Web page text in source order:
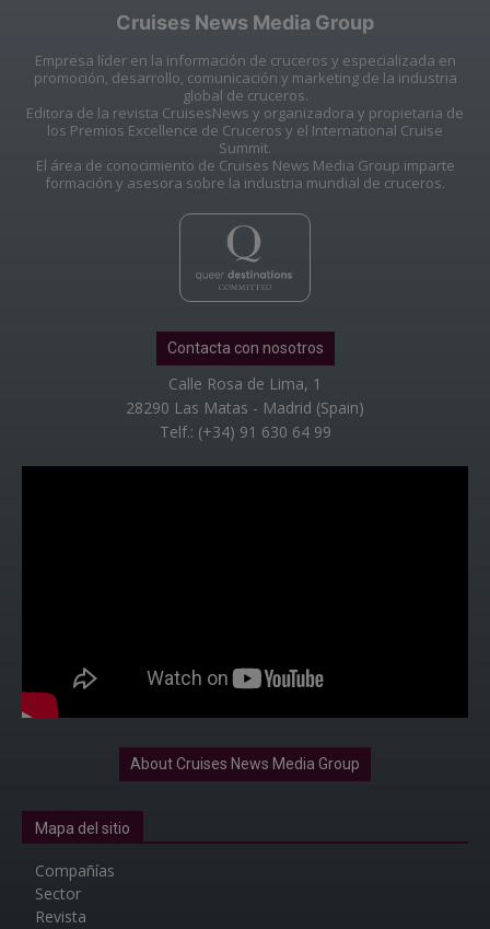
Cruises News Media Group
Empresa líder en la información de cruceros y especializada en
promoción, desarrollo, comunicación y marketing de la industria
global de cruceros.
Editora de la revista CruisesNews y organizadora y propietaria de
los Premios Excellence de Cruceros y el International Cruise
Summit.
El área de conocimiento de Cruises News Media Group imparte
formación y asesora sobre la industria mundial de cruceros.
Contacta con nosotros
Calle Rosa de Lima, 1
28290 Las Matas - Madrid (Spain)
Telf.: (+34) 91 630 64 99
About Cruises News Media Group
Mapa del sitio
Compañías
Sector
Revista